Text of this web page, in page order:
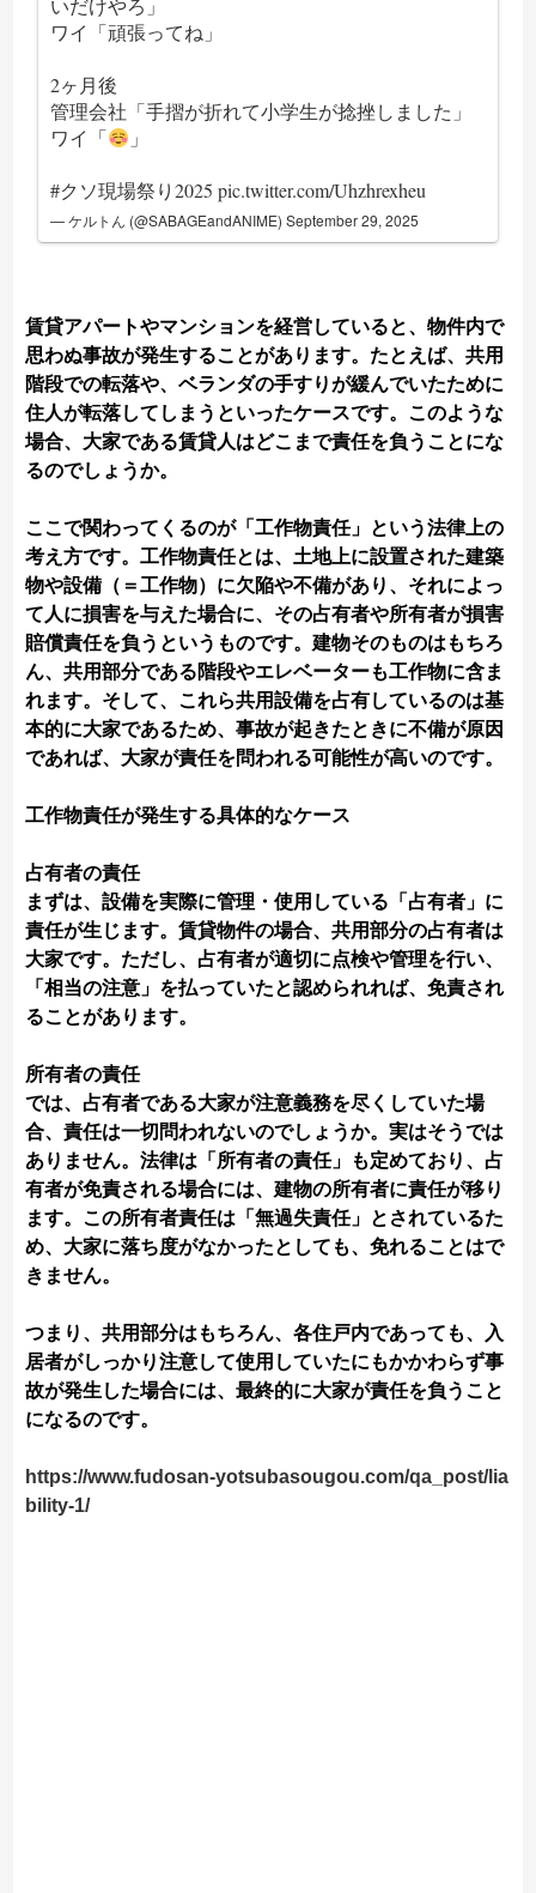
いだけやろ」
ワイ「頑張ってね」
2ヶ月後
管理会社「手摺が折れて小学生が捻挫しました」
ワイ「
」
#クソ現場祭り2025 pic.twitter.com/Uhzhrexheu
— ケルトん (@SABAGEandANIME)September 29, 2025
賃貸アパートやマンションを経営していると、物件内で
思わぬ事故が発生することがあります。たとえば、共用
階段での転落や、ベランダの手すりが緩んでいたために
住人が転落してしまうといったケースです。このような
場合、大家である賃貸人はどこまで責任を負うことにな
るのでしょうか。
ここで関わってくるのが「工作物責任」という法律上の
考え方です。工作物責任とは、土地上に設置された建築
物や設備（＝工作物）に欠陥や不備があり、それによっ
て人に損害を与えた場合に、その占有者や所有者が損害
賠償責任を負うというものです。建物そのものはもちろ
ん、共用部分である階段やエレベーターも工作物に含ま
れます。そして、これら共用設備を占有しているのは基
本的に大家であるため、事故が起きたときに不備が原因
であれば、大家が責任を問われる可能性が高いのです。
工作物責任が発生する具体的なケース
占有者の責任
まずは、設備を実際に管理・使用している「占有者」に
責任が生じます。賃貸物件の場合、共用部分の占有者は
大家です。ただし、占有者が適切に点検や管理を行い、
「相当の注意」を払っていたと認められれば、免責され
ることがあります。
所有者の責任
では、占有者である大家が注意義務を尽くしていた場
合、責任は一切問われないのでしょうか。実はそうでは
ありません。法律は「所有者の責任」も定めており、占
有者が免責される場合には、建物の所有者に責任が移り
ます。この所有者責任は「無過失責任」とされているた
め、大家に落ち度がなかったとしても、免れることはで
きません。
つまり、共用部分はもちろん、各住戸内であっても、入
居者がしっかり注意して使用していたにもかかわらず事
故が発生した場合には、最終的に大家が責任を負うこと
になるのです。
https://www.fudosan-yotsubasougou.com/qa_post/lia
bility-1/